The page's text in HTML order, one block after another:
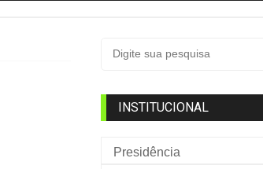
INSTITUCIONAL
Presidência